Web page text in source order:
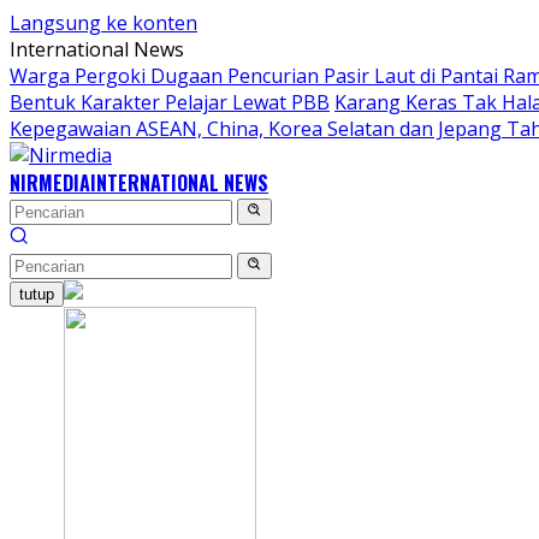
Langsung ke konten
International News
Warga Pergoki Dugaan Pencurian Pasir Laut di Pantai
Bentuk Karakter Pelajar Lewat PBB Karang Keras Tak
Kepegawaian ASEAN, China, Korea Selatan dan Jepang
NIRMEDIAINTERNATIONAL NEWS
tutup